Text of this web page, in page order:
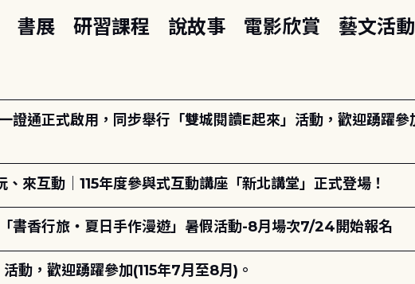
書展 研習課程 說故事 電影欣賞 藝文活動
證通正式啟用，同步舉行「雙城閱讀E起來」活動，歡迎踴躍
來互動｜115年度參與式互動講座「新北講堂」正式登場！
書香行旅・夏日手作漫遊」暑假活動-8月場次7/24開始報名
動，歡迎踴躍參加(115年7月至8月)。